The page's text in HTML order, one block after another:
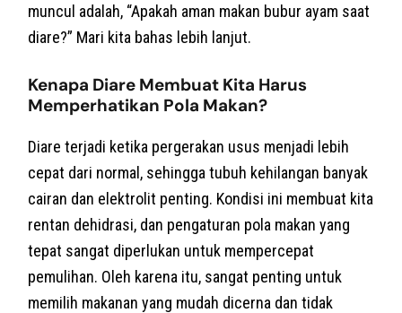
muncul adalah, “Apakah aman makan bubur ayam saat
diare?” Mari kita bahas lebih lanjut.
Kenapa Diare Membuat Kita Harus
Memperhatikan Pola Makan?
Diare terjadi ketika pergerakan usus menjadi lebih
cepat dari normal, sehingga tubuh kehilangan banyak
cairan dan elektrolit penting. Kondisi ini membuat kita
rentan dehidrasi, dan pengaturan pola makan yang
tepat sangat diperlukan untuk mempercepat
pemulihan. Oleh karena itu, sangat penting untuk
memilih makanan yang mudah dicerna dan tidak